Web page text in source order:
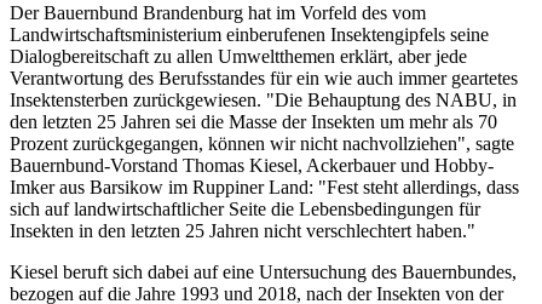
Der Bauernbund Brandenburg hat im Vorfeld des vom
Landwirtschaftsministerium einberufenen Insektengipfels seine
Dialogbereitschaft zu allen Umweltthemen erklärt, aber jede
Verantwortung des Berufsstandes für ein wie auch immer geartetes
Insektensterben zurückgewiesen. "Die Behauptung des NABU, in
den letzten 25 Jahren sei die Masse der Insekten um mehr als 70
Prozent zurückgegangen, können wir nicht nachvollziehen", sagte
Bauernbund-Vorstand Thomas Kiesel, Ackerbauer und Hobby-
Imker aus Barsikow im Ruppiner Land: "Fest steht allerdings, dass
sich auf landwirtschaftlicher Seite die Lebensbedingungen für
Insekten in den letzten 25 Jahren nicht verschlechtert haben."
Kiesel beruft sich dabei auf eine Untersuchung des Bauernbundes,
bezogen auf die Jahre 1993 und 2018, nach der Insekten von der